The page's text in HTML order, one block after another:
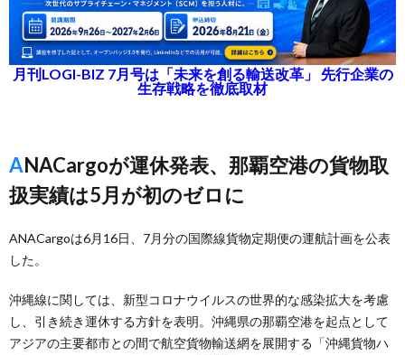
月刊LOGI-BIZ 7月号は「未来を創る輸送改革」 先行企業の
生存戦略を徹底取材
ANACargoが運休発表、那覇空港の貨物取
扱実績は5月が初のゼロに
ANACargoは6月16日、7月分の国際線貨物定期便の運航計画を公表
した。
沖縄線に関しては、新型コロナウイルスの世界的な感染拡大を考慮
し、引き続き運休する方針を表明。沖縄県の那覇空港を起点として
アジアの主要都市との間で航空貨物輸送網を展開する「沖縄貨物ハ